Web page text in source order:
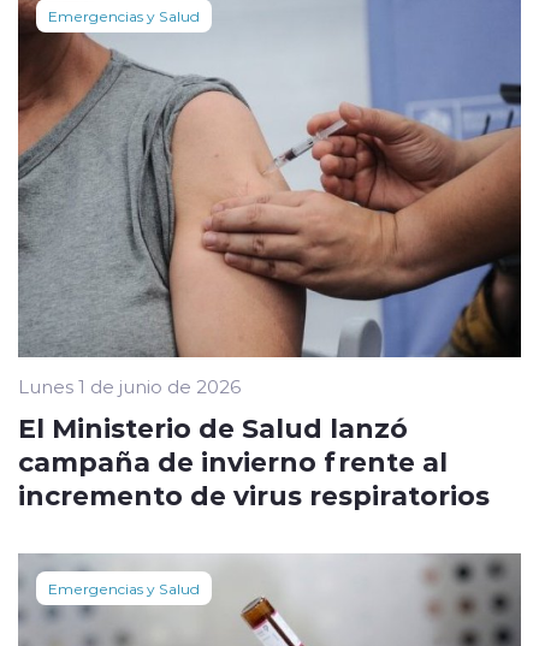
Emergencias y Salud
Lunes 1 de junio de 2026
El Ministerio de Salud lanzó
campaña de invierno frente al
incremento de virus respiratorios
Emergencias y Salud